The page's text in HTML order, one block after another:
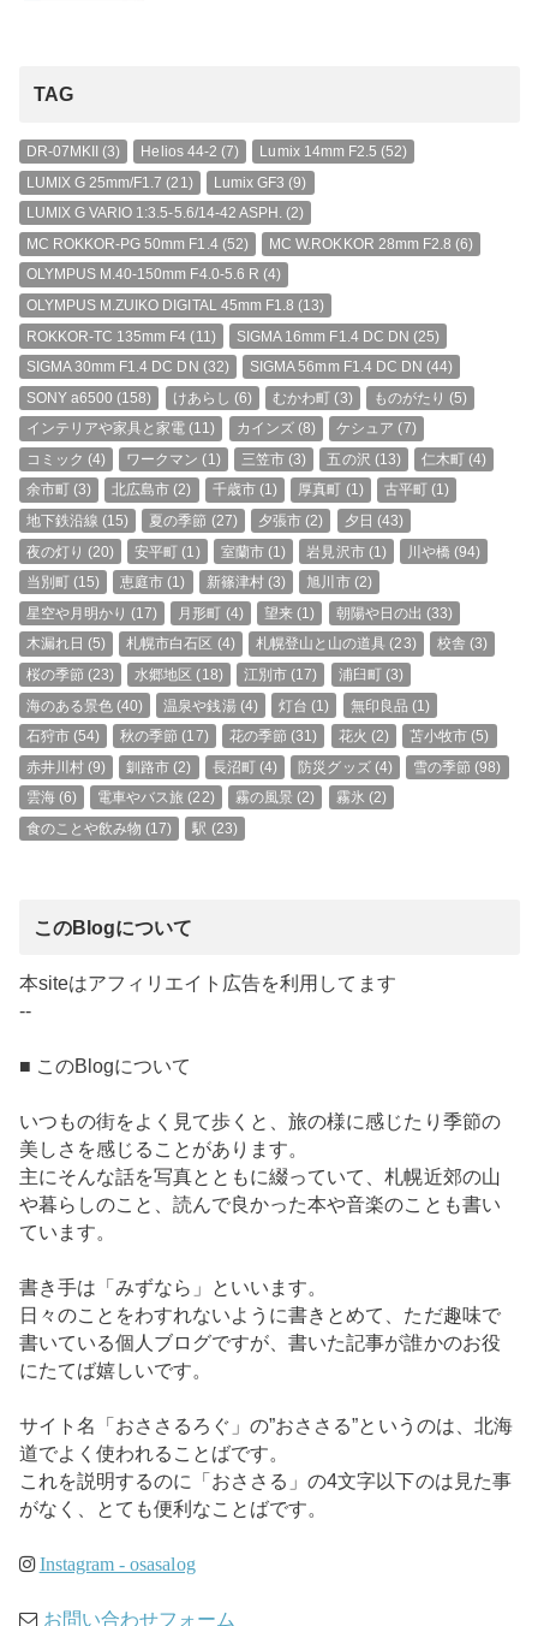
TAG
DR-07MKII (3) Helios 44-2 (7) Lumix 14mm F2.5 (52)
LUMIX G 25mm/F1.7 (21) Lumix GF3 (9)
LUMIX G VARIO 1:3.5-5.6/14-42 ASPH. (2)
MC ROKKOR-PG 50mm F1.4(52) MC W.ROKKOR 28mm F2.8 (6)
OLYMPUS M.40-150mm F4.0-5.6 R (4)
OLYMPUS M.ZUIKO DIGITAL 45mm F1.8 (13)
ROKKOR-TC 135mm F4 (11) SIGMA 16mm F1.4 DC DN (25)
SIGMA 30mm F1.4 DC DN (32) SIGMA 56mm F1.4 DC DN (44)
SONY a6500 (158) けあらし (6) むかわ町 (3) ものがたり (5)
インテリアや家具と家電 (11) カインズ(8) ケシュア (7)
コミック (4) ワークマン (1) 三笠市 (3) 五の沢 (13) 仁木町 (4)
余市町(3) 北広島市 (2) 千歳市(1) 厚真町 (1) 古平町 (1)
地下鉄沿線 (15) 夏の季節 (27) 夕張市 (2) 夕日 (43)
夜の灯り (20) 安平町 (1) 室蘭市(1) 岩見沢市(1) 川や橋 (94)
当別町(15) 恵庭市 (1) 新篠津村(3) 旭川市(2)
星空や月明かり (17) 月形町 (4) 望来 (1) 朝陽や日の出 (33)
木漏れ日 (5) 札幌市白石区 (4) 札幌登山と山の道具 (23) 校舎 (3)
桜の季節 (23) 水郷地区 (18) 江別市 (17) 浦臼町(3)
海のある景色 (40) 温泉や銭湯(4) 灯台 (1) 無印良品 (1)
石狩市(54) 秋の季節 (17) 花の季節 (31) 花火 (2) 苫小牧市 (5)
赤井川村(9) 釧路市 (2) 長沼町(4) 防災グッズ(4) 雪の季節 (98)
雲海(6) 電車やバス旅 (22) 霧の風景 (2) 霧氷 (2)
食のことや飲み物 (17) 駅 (23)
このBlogについて
本siteはアフィリエイト広告を利用してます
--
■ このBlogについて
いつもの街をよく見て歩くと、旅の様に感じたり季節の
美しさを感じることがあります。
主にそんな話を写真とともに綴っていて、札幌近郊の山
や暮らしのこと、読んで良かった本や音楽のことも書い
ています。
書き手は「みずなら」といいます。
日々のことをわすれないように書きとめて、ただ趣味で
書いている個人ブログですが、書いた記事が誰かのお役
にたてば嬉しいです。
サイト名「おささるろぐ」の”おささる”というのは、北海
道でよく使われることばです。
これを説明するのに「おささる」の4文字以下のは見た事
がなく、とても便利なことばです。
Instagram - osasalog
お問い合わせフォーム